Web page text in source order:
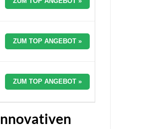
ZUM TOP ANGEBOT »
ZUM TOP ANGEBOT »